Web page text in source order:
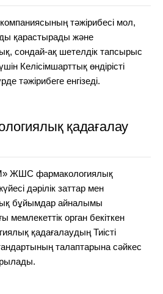
тәжірибесі мол,
қарастырады және
сондай-ақ шетелдік тапсырыс
Келісімшарттық өндірісті
тәжірибеге енгізеді.
қадағалау
ЖШС фармакологиялық
дәрілік заттар мен
бұйымдар айналымы
мемлекеттік орган бекіткен
қадағалаудың Тиісті
талаптарына сәйкес